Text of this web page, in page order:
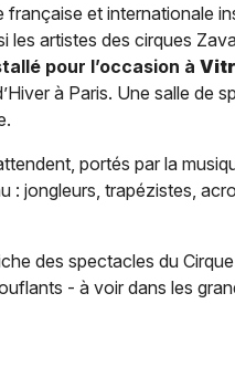
française et internationale
les artistes des cirques
pour l’occasion à
à Paris. Une salle de
portés par la
: jongleurs, trapézistes,
des spectacles du
- à voir dans les